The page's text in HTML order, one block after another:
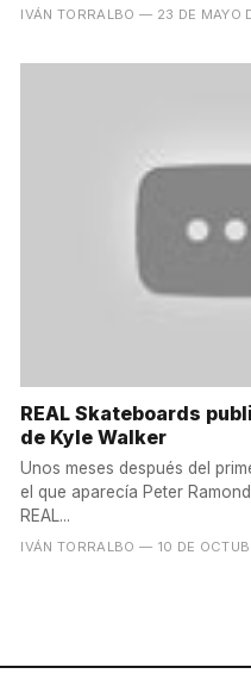
IVÁN TORRALBO — 23 DE MAYO
REAL Skateboards
de Kyle Walker
Unos meses después del
el que aparecía Peter
REAL...
IVÁN TORRALBO — 10 DE